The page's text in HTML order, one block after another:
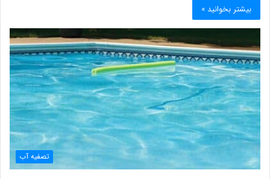
بیشتر بخوانید »
تصفیه آب